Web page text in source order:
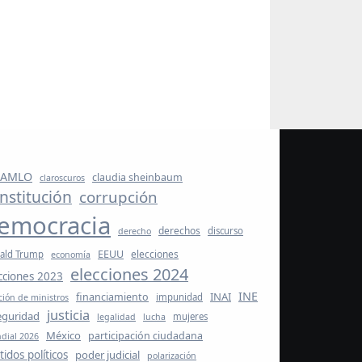
AMLO claroscuros claudia sheinbaum
corrupción
derecho derechos
discurso
Trump
economía EEUU elecciones
2023 elecciones 2024
de ministros financiamiento impunidad INAI INE
justicia legalidad lucha mujeres
2026 México participación ciudadana
políticos poder judicial polarización